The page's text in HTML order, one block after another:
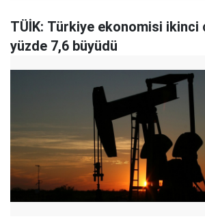
TÜİK: Türkiye ekonomisi ikinci
yüzde 7,6 büyüdü